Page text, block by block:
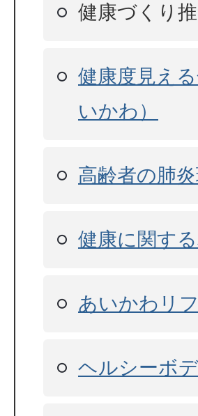
健康づくり
健康度見え
いかわ）
高齢者の肺
健康に関す
あいかわリ
ヘルシーボ